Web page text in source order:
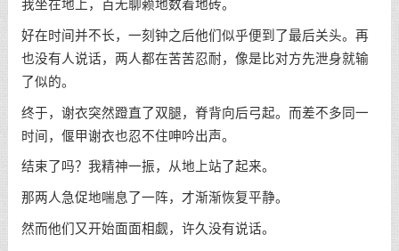
我坐在地上，百无聊赖地数着地砖。
好在时间并不长，一刻钟之后他们似乎便到了最后关头。再
也没有人说话，两人都在苦苦忍耐，像是比对方先泄身就输
了似的。
终于，谢衣突然蹬直了双腿，脊背向后弓起。而差不多同一
时间，偃甲谢衣也忍不住呻吟出声。
结束了吗？我精神一振，从地上站了起来。
那两人急促地喘息了一阵，才渐渐恢复平静。
然而他们又开始面面相觑，许久没有说话。